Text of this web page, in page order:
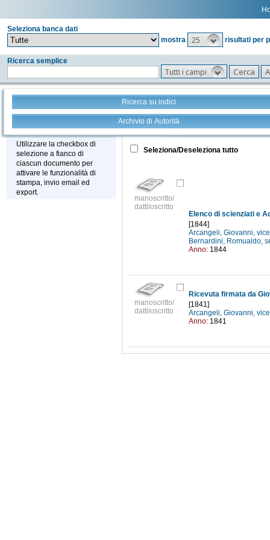
Seleziona banca dati
mostra
25 risultati per
Ricerca semplice
Tutti i campi
Ricerca su indici
Archivio di Autorità
Stampa - Email - Export
Utilizzare la checkbox di
selezione a fianco di
ciascun documento per
attivare le funzionalità di
stampa, invio email ed
export.
Tutto +
Seleziona/Deseleziona tutto
manoscritto/
dattiloscritto
[1844]
Arcangeli, Giovanni,
Bernardini, Romualdo,
Anno: 1844
manoscritto/
dattiloscritto
[1841]
Arcangeli, Giovanni,
Anno: 1841